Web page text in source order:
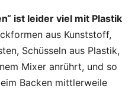
ist leider viel mit Plastik
aus Kunststoff,
Schüsseln aus Plastik,
Mixer anrührt, und so
Backen mittlerweile